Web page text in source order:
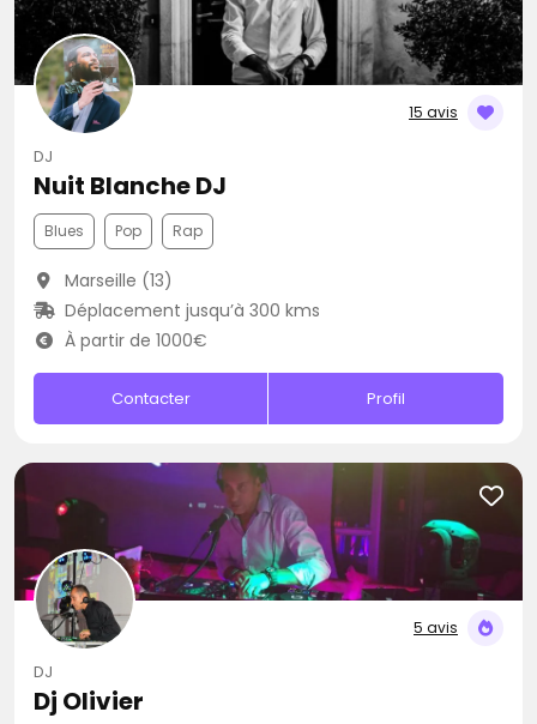
15 avis
DJ
Nuit Blanche DJ
Blues Pop Rap
Marseille (13)
Déplacement jusqu’à 300 kms
À partir de 1000€
Contacter Profil
5 avis
DJ
Dj Olivier